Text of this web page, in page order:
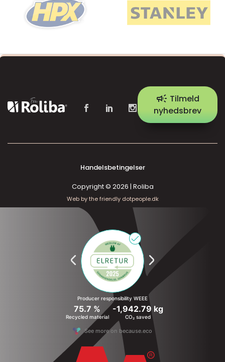
campaign Tilmeld
nyhedsbrev
Handelsbetingelser
Copyright © 2026 | Roliba
Web by the friendly dotpeople.dk